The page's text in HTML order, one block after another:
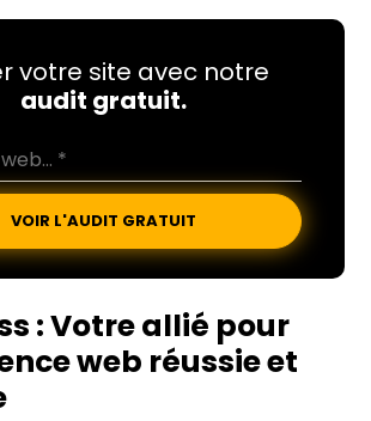
votre site avec notre
audit gratuit.
VOIR L'AUDIT GRATUIT
: Votre allié pour
web réussie et